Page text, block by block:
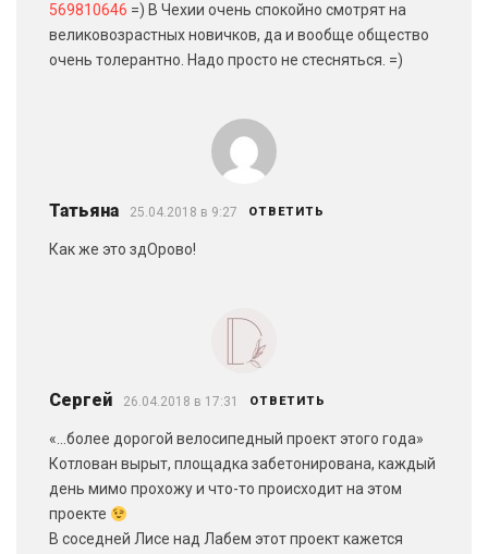
569810646 =) В Чехии очень спокойно смотрят на
великовозрастных новичков, да и вообще общество
очень толерантно. Надо просто не стесняться. =)
Татьяна 25.04.2018 в 9:27 ОТВЕТИТЬ
Как же это здОрово!
Сергей 26.04.2018 в 17:31 ОТВЕТИТЬ
«…более дорогой велосипедный проект этого года»
Котлован вырыт, площадка забетонирована, каждый
день мимо прохожу и что-то происходит на этом
проекте
В соседней Лисе над Лабем этот проект кажется